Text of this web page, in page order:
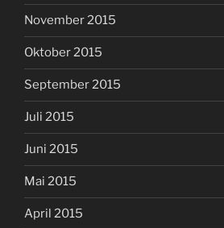
November 2015
Oktober 2015
September 2015
Juli 2015
Juni 2015
Mai 2015
April 2015